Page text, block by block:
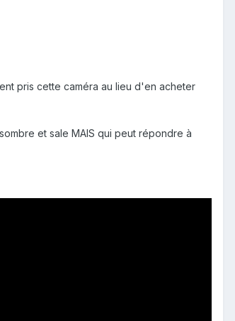
pris cette caméra au lieu d'en acheter
et sale MAIS qui peut répondre à